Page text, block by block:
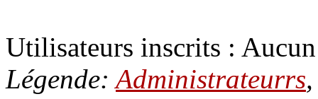
Utilisateurs inscrits :
Légende:Administrateurrs